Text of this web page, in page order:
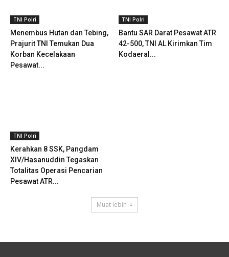
TNI Polri
Menembus Hutan dan Tebing,
Prajurit TNI Temukan Dua
Korban Kecelakaan
Pesawat...
TNI Polri
Bantu SAR Darat Pesawat ATR
42-500, TNI AL Kirimkan Tim
Kodaeral...
TNI Polri
Kerahkan 8 SSK, Pangdam
XIV/Hasanuddin Tegaskan
Totalitas Operasi Pencarian
Pesawat ATR...
Muat lebih